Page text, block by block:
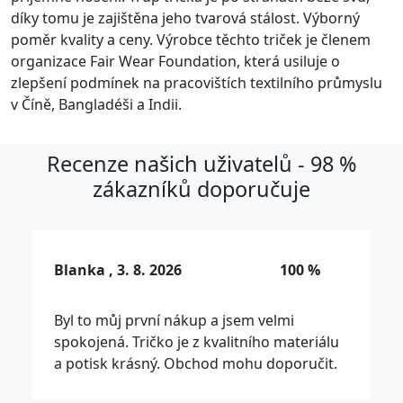
díky tomu je zajištěna jeho tvarová stálost. Výborný
poměr kvality a ceny. Výrobce těchto triček je členem
organizace Fair Wear Foundation, která usiluje o
zlepšení podmínek na pracovištích textilního průmyslu
v Číně, Bangladéši a Indii.
Recenze našich uživatelů - 98 %
zákazníků doporučuje
Blanka , 3. 8. 2026 100 %
Byl to můj první nákup a jsem velmi
spokojená. Tričko je z kvalitního materiálu
a potisk krásný. Obchod mohu doporučit.